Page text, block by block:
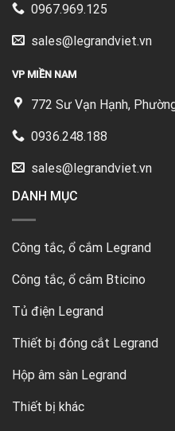
0967.969.125
sales@legrandviet.vn
VP MIỀN NAM
772 Sư Vạn Hạnh,
0936.248.188
sales@legrandviet.vn
DANH MỤC
Công tắc, ổ cắm Legrand
Công tắc, ổ cắm Bticino
Tủ điện Legrand
Thiết bị đóng cắt Legrand
Hộp âm sàn Legrand
Thiết bị khác